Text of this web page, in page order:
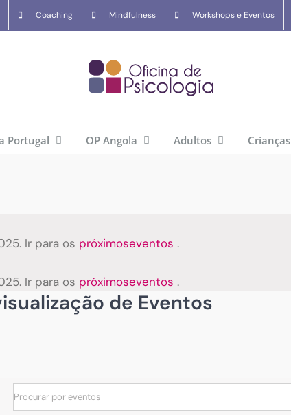
Coaching Mindfulness Workshops e Eventos
Portugal OP Angola Adultos Crianças
Ir para os próximoseventos .
Ir para os próximoseventos .
de Eventos